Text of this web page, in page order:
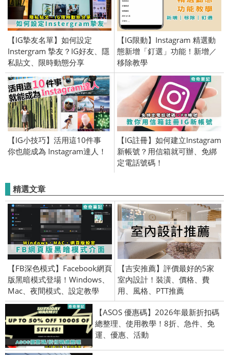
【IG摯友名單】如何設定
Instergram 摯友？IG好友、隱
私貼文、限時動態分享
【IG限動】Instagram 精選動
態新增「釘選」功能！新增／
移除教學
【IG小技巧】活用這10件事
你也能成為 Instagram達人！
【IG註冊】如何建立Instagram
新帳號？用信箱就可辦、免綁
定電話號碼！
精選文章
【FB深色模式】Facebook網頁
版黑暗模式登場！Windows、
Mac、夜間模式、設定教學
【吉安推薦】評價最好的5家
室內設計！裝潢、價格、費
用、風格、PTT推薦
【ASOS 優惠碼】2026年最新折扣碼
總整理、使用教學！8折、急件、免
運、優惠、活動